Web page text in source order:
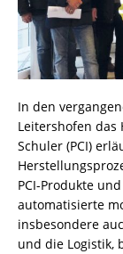
In den
Leitershofen das
Schuler (PCI)
PCI-Produkte
automatisierte
insbesondere
und die Logistik,